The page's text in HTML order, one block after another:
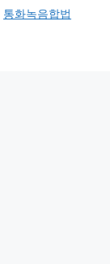
통화녹음합법